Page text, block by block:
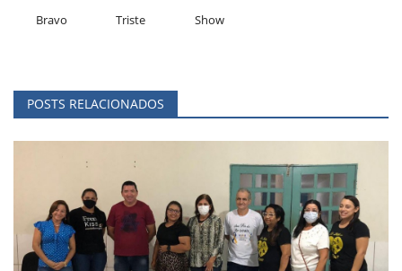
Bravo Triste Show
POSTS RELACIONADOS